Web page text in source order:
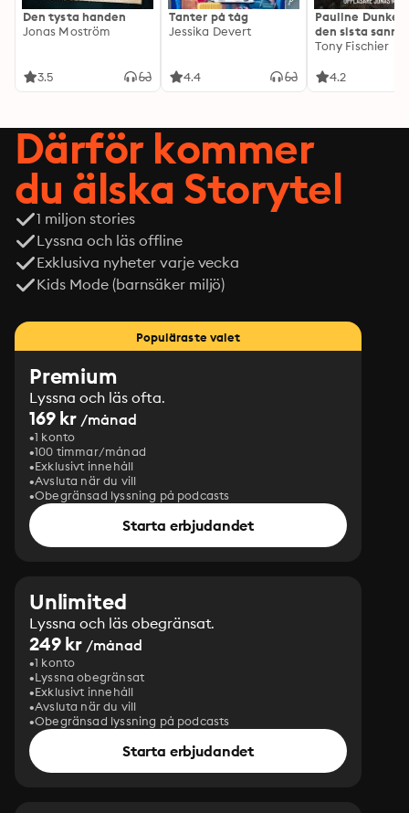
Den tysta handen
Jonas Moström
3.5
Tanter på tåg
Jessika Devert
4.4
Pauline Dunker
den sista
Tony Fischier
4.2
Därför kommer
du älska Storytel
1 miljon stories
Lyssna och läs offline
Exklusiva nyheter varje vecka
Kids Mode (barnsäker miljö)
Populäraste valet
Premium
Lyssna och läs ofta.
169 kr /månad
1 konto
100 timmar/månad
Exklusivt innehåll
Avsluta när du vill
Obegränsad lyssning på podcasts
Starta erbjudandet
Unlimited
Lyssna och läs obegränsat.
249 kr /månad
1 konto
Lyssna obegränsat
Exklusivt innehåll
Avsluta när du vill
Obegränsad lyssning på podcasts
Starta erbjudandet